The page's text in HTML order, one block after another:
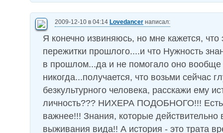
2009-12-10 в 04:14 Lovedancer написал:
Я конечно извиняюсь, но мне кажется, что
пережитки прошлого....и что Нужность
в прошлом...да и не помогало оно вообще
никогда...получается, что возьми сейчас
безкультурного человека, расскажи ему
личность??? НИХЕРА ПОДОБНОГО!!! Есть
важнее!!! Знания, которые
выживания вида!! А история - это трата